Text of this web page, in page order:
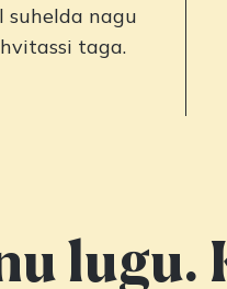
suhelda nagu
taga.
lugu.